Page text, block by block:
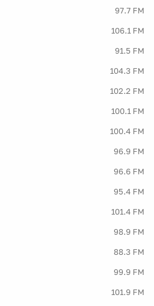
97.7 FM
106.1 FM
91.5 FM
104.3 FM
102.2 FM
100.1 FM
100.4 FM
96.9 FM
96.6 FM
95.4 FM
101.4 FM
98.9 FM
88.3 FM
99.9 FM
101.9 FM